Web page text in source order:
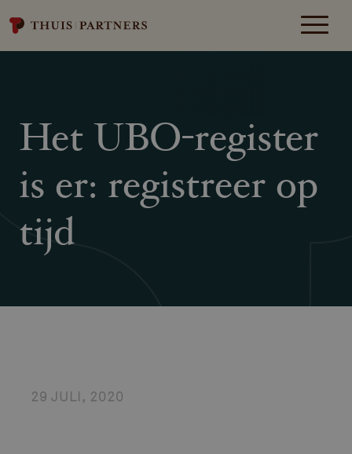
Het UBO-register
is er: registreer op
tijd
29 JULI, 2020